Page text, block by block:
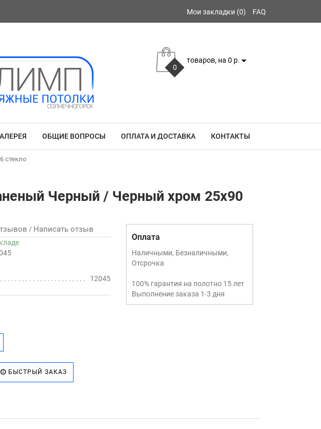
Мои закладки (0) FAQ
0
товаров, на 0 р.
ОБЩИЕ ВОПРОСЫ ОПЛАТА И ДОСТАВКА КОНТАКТЫ
стекло
Черный / Черный хром 25x90
/ Написать отзыв
12045
БЫСТРЫЙ ЗАКАЗ
Оплата
Наличными, Безналичными,
Отсрочка
100% гарантия на полотно 15 лет
Выполнение заказа 1-3 дня